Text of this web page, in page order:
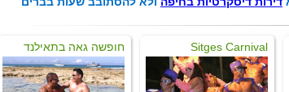
Sitges Carnival חופשה גאה בתאילנד